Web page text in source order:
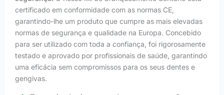
certificado em conformidade com as normas CE,
garantindo-lhe um produto que cumpre as mais elevadas
normas de segurança e qualidade na Europa. Concebido
para ser utilizado com toda a confiança, foi rigorosamente
testado e aprovado por profissionais de saúde, garantindo
uma eficácia sem compromissos para os seus dentes e
gengivas.